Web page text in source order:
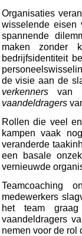
Organisaties
wisselende eisen
spannende
maken zonder
bedrijfsidentiteit
de visie aan de
verkennersvan
vaandeldragers
Rollen die veel
kampen vaak
veranderde
een basale
vernieuwde
Teamcoaching
medewerkers
het team
vaandeldragers
nemen voor de rol